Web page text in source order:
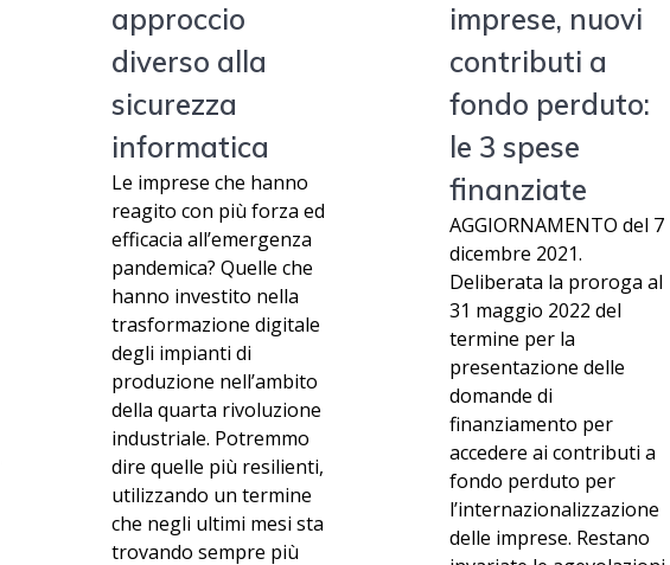
approccio
diverso alla
sicurezza
informatica
Le imprese che hanno
reagito con più forza ed
efficacia all’emergenza
pandemica? Quelle che
hanno investito nella
trasformazione digitale
degli impianti di
produzione nell’ambito
della quarta rivoluzione
industriale. Potremmo
dire quelle più resilienti,
utilizzando un termine
che negli ultimi mesi sta
trovando sempre più
imprese, nuovi
contributi a
fondo perduto:
le 3 spese
finanziate
AGGIORNAMENTO del 7
dicembre 2021.
Deliberata la proroga al
31 maggio 2022 del
termine per la
presentazione delle
domande di
finanziamento per
accedere ai contributi a
fondo perduto per
l’internazionalizzazione
delle imprese. Restano